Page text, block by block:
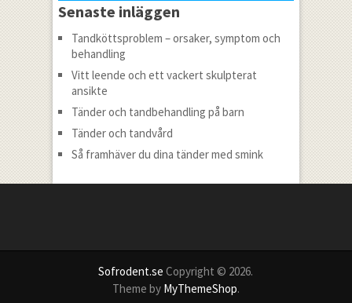
Senaste inläggen
Tandköttsproblem – orsaker, symptom och
behandling
Vitt leende och ett vackert skulpterat
ansikte
Tänder och tandbehandling på barn
Tänder och tandvård
Så framhäver du dina tänder med smink
Sofrodent.se Copyright © 2026.
Theme by MyThemeShop.